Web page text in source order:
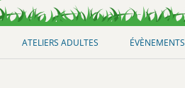
au
ATELIERS ADULTES ÉVÈNEMENTS